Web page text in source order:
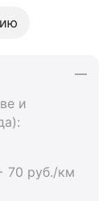
и
70 руб./км